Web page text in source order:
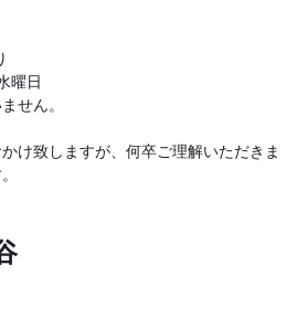
曜日
せん。
け致しますが、何卒ご理解いただきま